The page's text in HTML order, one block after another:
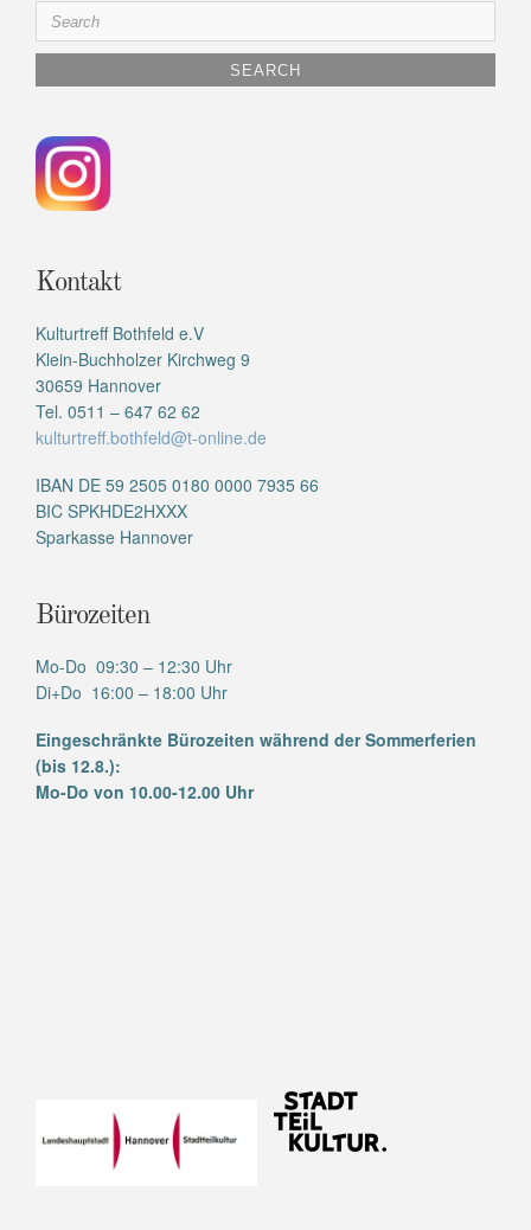
Search
for:
Kontakt
Kulturtreff Bothfeld e.V
Klein-Buchholzer Kirchweg 9
30659 Hannover
Tel. 0511 – 647 62 62
kulturtreff.bothfeld@t-online.de
IBAN DE 59 2505 0180 0000 7935 66
BIC SPKHDE2HXXX
Sparkasse Hannover
Bürozeiten
Mo-Do 09:30 – 12:30 Uhr
Di+Do 16:00 – 18:00 Uhr
Eingeschränkte Bürozeiten während der Sommerferien
(bis 12.8.):
Mo-Do von 10.00-12.00 Uhr